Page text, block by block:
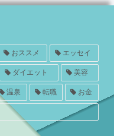
おススメ エッセイ
ダイエット 美容
温泉 転職 お金